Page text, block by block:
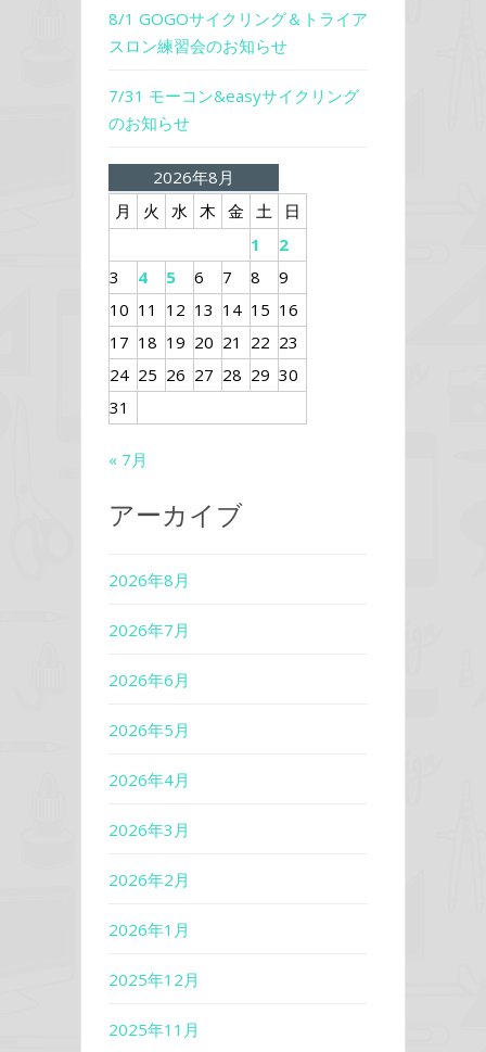
8/1 GOGOサイクリング＆トライア
スロン練習会のお知らせ
7/31 モーコン&easyサイクリング
のお知らせ
2026年8月
月
火 水 木 金 土
日
1
2
3
4 5 6 7 8
9
10 11 12 13 14 15 16
17 18 19 20 21 22 23
24 25 26 27 28 29 30
31
« 7月
アーカイブ
2026年8月
2026年7月
2026年6月
2026年5月
2026年4月
2026年3月
2026年2月
2026年1月
2025年12月
2025年11月